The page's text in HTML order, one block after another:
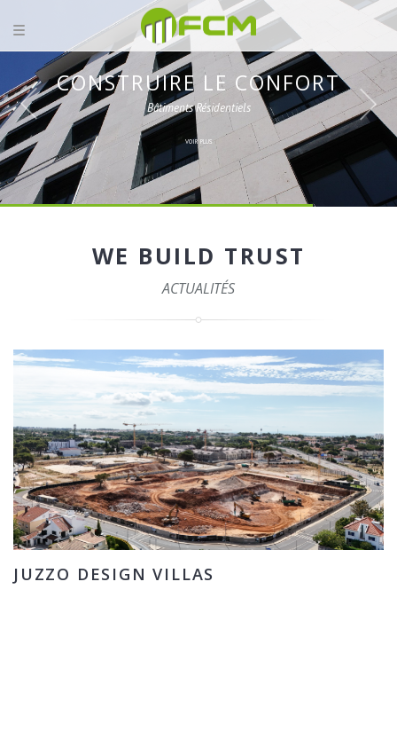
CONSTRUIRE LE CONFORT
Bâtiments Résidentiels
VOIR PLUS
WE BUILD TRUST
ACTUALITÉS
JUZZO DESIGN VILLAS